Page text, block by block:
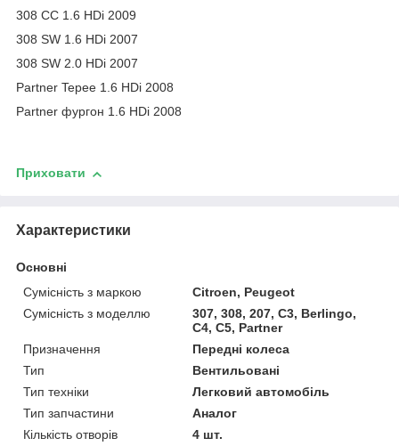
308 CC 1.6 HDi 2009
308 SW 1.6 HDi 2007
308 SW 2.0 HDi 2007
Partner Tepee 1.6 HDi 2008
Partner фургон 1.6 HDi 2008
Приховати
Характеристики
Основні
Сумісність з маркою
Citroen, Peugeot
Сумісність з моделлю
307, 308, 207, C3, Berlingo,
C4, C5, Partner
Призначення
Передні колеса
Тип
Вентильовані
Тип техніки
Легковий автомобіль
Тип запчастини
Аналог
Кількість отворів
4 шт.